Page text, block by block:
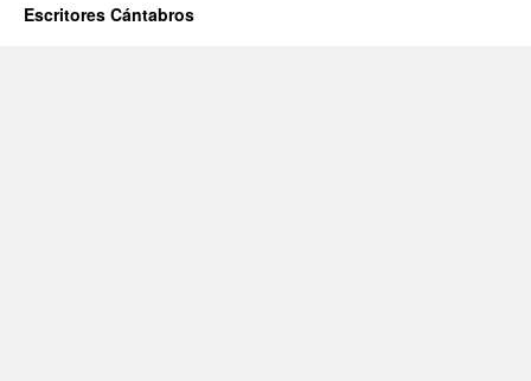
Escritores Cántabros